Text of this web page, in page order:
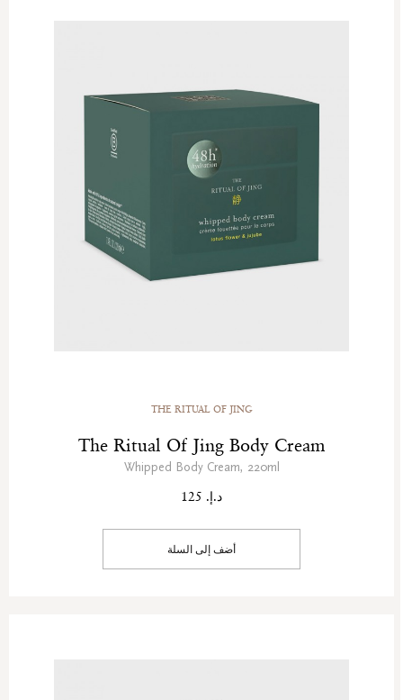
THE RITUAL OF JING
The Ritual Of Jing Body Cream
Whipped Body Cream, 220ml
د.إ. 125
أضف إلى السلة